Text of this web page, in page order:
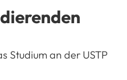
Studium an der USTP